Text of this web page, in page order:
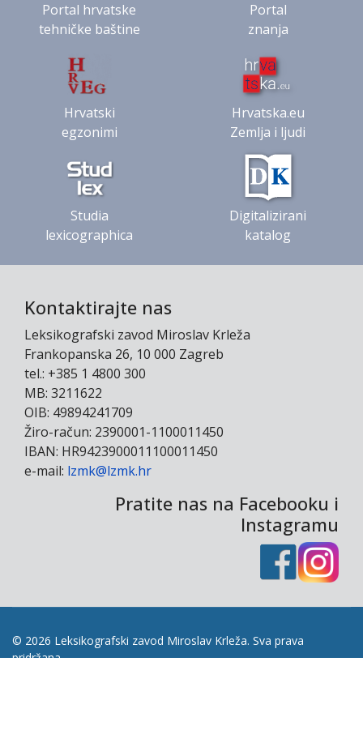
Portal hrvatske
tehničke baštine
Portal
znanja
Hrvatski
egzonimi
Hrvatska.eu
Zemlja i ljudi
Studia
lexicographica
Digitalizirani
katalog
Kontaktirajte nas
Leksikografski zavod Miroslav Krleža
Frankopanska 26, 10 000 Zagreb
tel.: +385 1 4800 300
MB: 3211622
OIB: 49894241709
Žiro-račun: 2390001-1100011450
IBAN: HR9423900011100011450
e-mail: lzmk@lzmk.hr
Pratite nas na Facebooku i
Instagramu
© 2026 Leksikografski zavod Miroslav Krleža. Sva prava
pridržana.